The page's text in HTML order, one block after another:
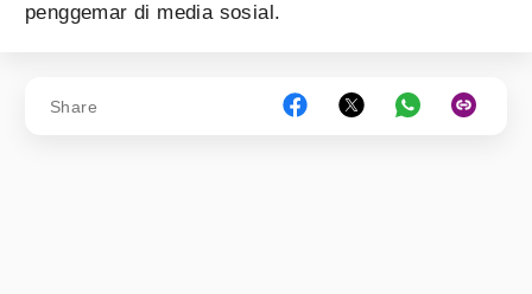
penggemar di media sosial.
Share